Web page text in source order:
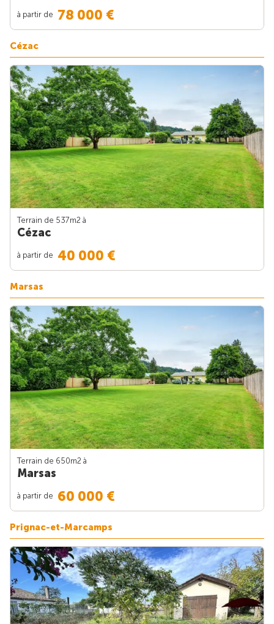
à partir de 78 000 €
Cézac
Terrain de 537m2 à
Cézac
à partir de 40 000 €
Marsas
Terrain de 650m2 à
Marsas
à partir de 60 000 €
Prignac-et-Marcamps